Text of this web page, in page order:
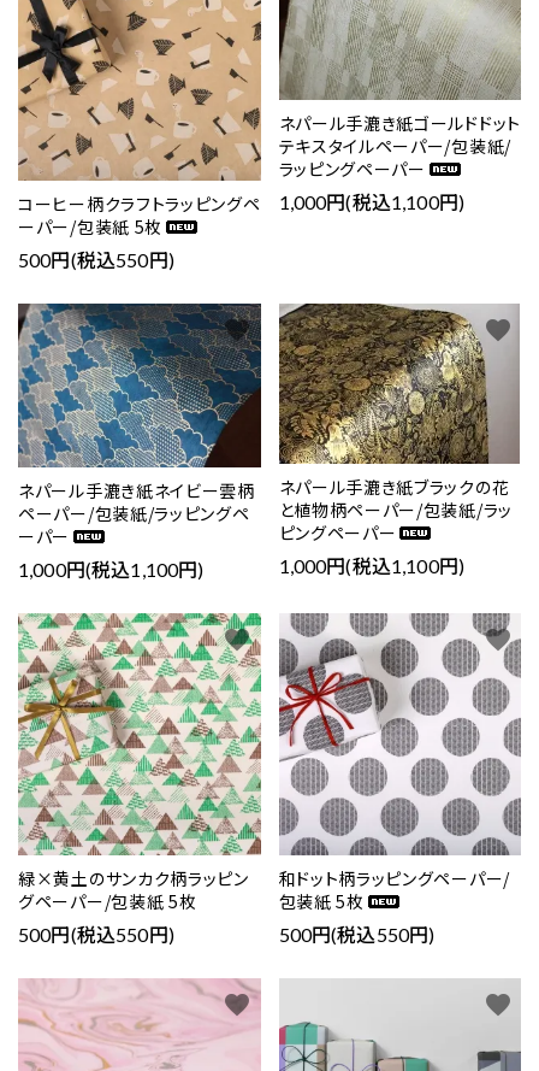
コーヒー柄クラフトラッピングペ
ーパー/包装紙 5枚
500円(税込550円)
ネパール手漉き紙ゴールドドット
テキスタイルペーパー/包装紙/
ラッピングペーパー
1,000円(税込1,100円)
ネパール手漉き紙ネイビー雲柄
ペーパー/包装紙/ラッピングペ
ーパー
1,000円(税込1,100円)
favorite
ネパール手漉き紙ブラックの花
と植物柄ペーパー/包装紙/ラッ
ピングペーパー
1,000円(税込1,100円)
favorite
緑×黄土のサンカク柄ラッピン
グペーパー/包装紙 5枚
500円(税込550円)
favorite
和ドット柄ラッピングペーパー/
包装紙 5枚
500円(税込550円)
favorite
favorite favorite